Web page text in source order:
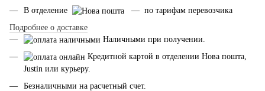
В отделение
— по тарифам перевозчика
Подробнее о доставке
Наличными при получении.
Кредитной картой в отделении Нова пошта,
Justin или курьеру.
Безналичными на расчетный счет.